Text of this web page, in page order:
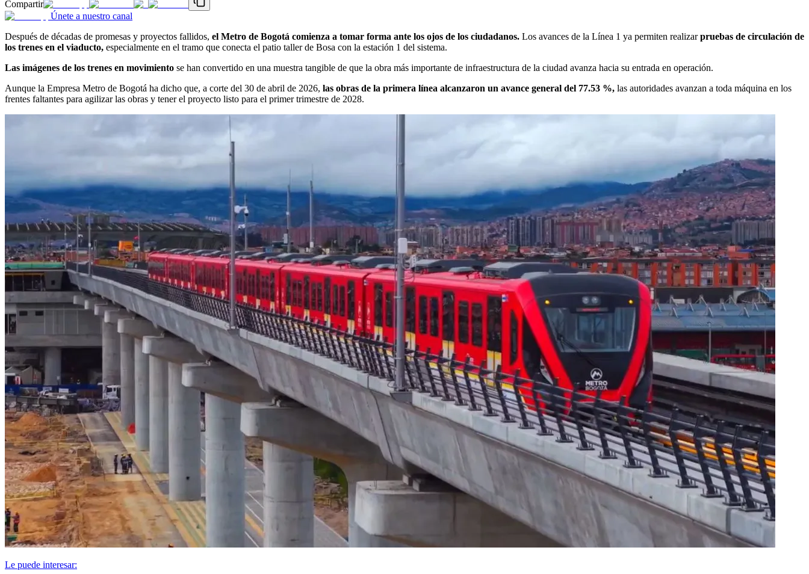
Compartir
Únete a nuestro canal
Después de décadas de promesas y proyectos fallidos, el Metro de Bogotá comienza a tomar forma ante los ojos de los ciudadanos. Los avances de la Línea 1 ya permiten realizarpruebas de circulación de
los trenes en el viaducto, especialmente en el tramo que conecta el patio taller de Bosa con la estación 1 del sistema.
Las imágenes de los trenes en movimiento se han convertido en una muestra tangible de que la obra más importante de infraestructura de la ciudad avanza hacia su entrada en operación.
Aunque la Empresa Metro de Bogotá ha dicho que, a corte del 30 de abril de 2026, las obras de la primera línea alcanzaron un avance general del 77.53 %, las autoridades avanzan a toda máquina en los
frentes faltantes para agilizar las obras y tener el proyecto listo para el primer trimestre de 2028.
Le puede interesar: